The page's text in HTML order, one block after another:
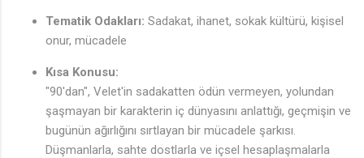
Tematik Odakları: Sadakat, ihanet, sokak kültürü, kişisel
onur, mücadele
Kısa Konusu:
"90'dan", Velet'in sadakatten ödün vermeyen, yolundan
şaşmayan bir karakterin iç dünyasını anlattığı, geçmişin ve
bugünün ağırlığını sırtlayan bir mücadele şarkısı.
Düşmanlarla, sahte dostlarla ve içsel hesaplaşmalarla
♩